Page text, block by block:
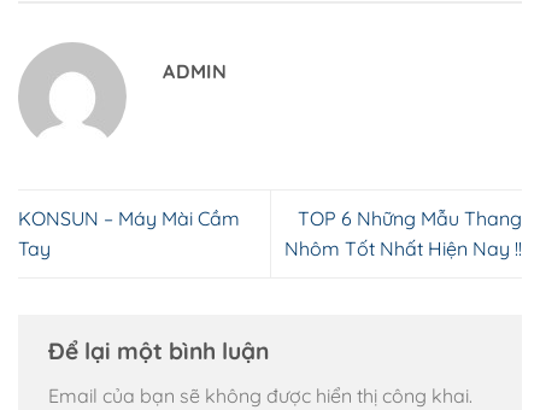
ADMIN
KONSUN – Máy Mài Cầm
Tay
TOP 6 Những Mẫu Thang
Nhôm Tốt Nhất Hiện Nay !!
Để lại một bình luận
Email của bạn sẽ không được hiển thị công khai.